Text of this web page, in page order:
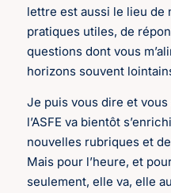
lettre est aussi le lieu de
pratiques utiles, de
questions dont vous
horizons souvent
Je puis vous dire et
l’ASFE va bientôt
nouvelles rubriques et
Mais pour l’heure, et
seulement, elle va, elle